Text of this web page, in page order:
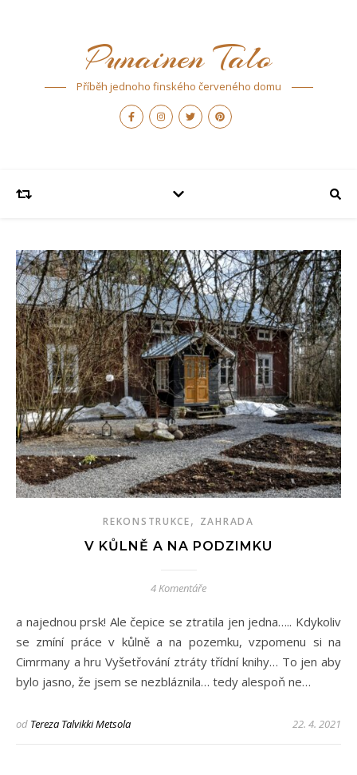
Punainen Talo
Příběh jednoho finského červeného domu
REKONSTRUKCE, ZAHRADA
V KŮLNĚ A NA PODZIMKU
4 Komentáře
a najednou prsk! Ale čepice se ztratila jen jedna….. Kdykoliv
se zmíní práce v kůlně a na pozemku, vzpomenu si na
Cimrmany a hru Vyšetřování ztráty třídní knihy… To jen aby
bylo jasno, že jsem se nezbláznila… tedy alespoň ne…
od Tereza Talvikki Metsola 22. 4. 2021